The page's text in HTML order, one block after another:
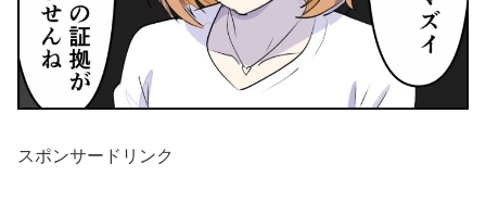
スポンサードリンク